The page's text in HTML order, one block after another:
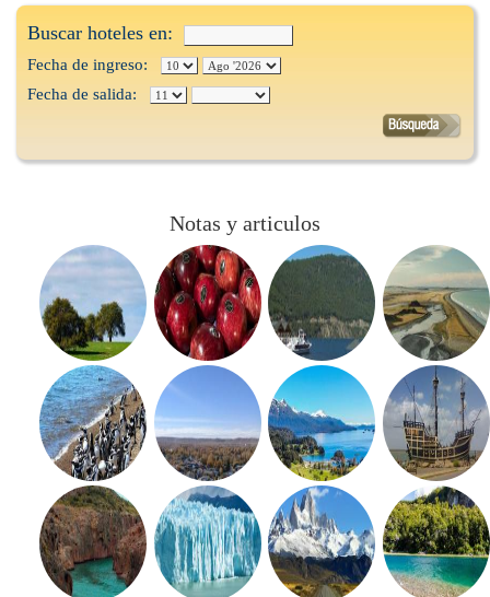
Buscar hoteles en:
Fecha de ingreso:
Fecha de salida:
Notas y articulos